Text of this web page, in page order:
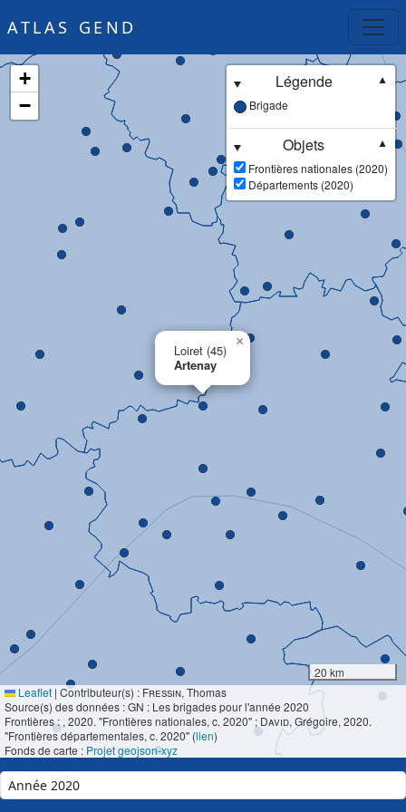
ATLAS GEND
Loiret (45)
Artenay
×
+
−
Légende
▼
Brigade
Objets
▼
Frontières nationales (2020)
Départements (2020)
20 km
Leaflet | Contributeur(s) : Fressin, Thomas
Source(s) des données : GN : Les brigades pour l'année 2020
Frontières : , 2020. "Frontières nationales, c. 2020" ; David, Grégoire, 2020.
"Frontières départementales, c. 2020" (lien)
Fonds de carte : Projet geojson-xyz